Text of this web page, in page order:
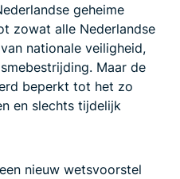
geheime
zowat alle Nederlandse
nationale veiligheid,
Maar de
beperkt tot het zo
en slechts tijdelijk
nieuw wetsvoorstel